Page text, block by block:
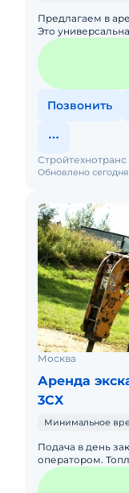
Предлагаем в
Это
поднятия
Позвонить
Обновлено сегодня
Стройтехнотранс
Москва
Аренда
3CX
Минимальное
Подача в день
оператором.
Долгосрочная
с малой наработк